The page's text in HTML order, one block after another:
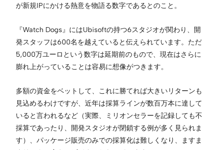
が新規IPにかける熱意を物語る数字であるとのこと。
『Watch Dogs』にはUbisoftの持つ6スタジオが関わり、開
発スタッフは600名を越えていると伝えられています。ただ
5,000万ユーロという数字は延期前のもので、現在はさらに
膨れ上がっていることは容易に想像がつきます。
多額の資金をベットして、これに勝てれば大きいリターンも
見込めるわけですが、近年は採算ラインが数百万本に達して
いると言われるなど（実際、ミリオンセラーを記録しても不
採算であったり、開発スタジオが閉鎖する例が多く見られま
す）、パッケージ販売のみでの採算化は難しくなり、ますま